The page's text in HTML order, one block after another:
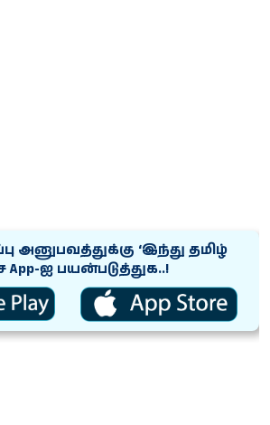
அனுபவத்துக்கு ‘இந்து தமிழ்
App-ஐ பயன்படுத்துக..!